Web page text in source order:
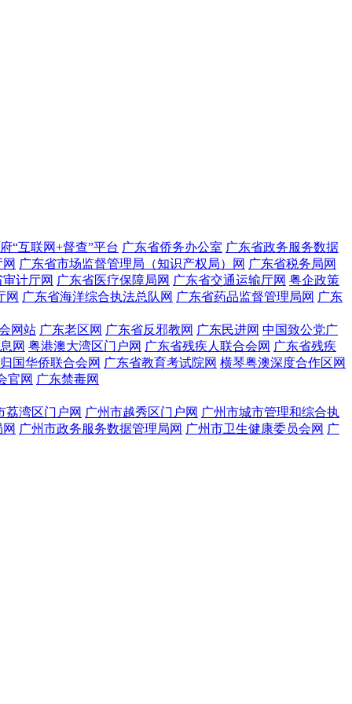
“互联网+督查”平台 广东省侨务办公室 广东省政务服务数据
广东省市场监督管理局（知识产权局）网 广东省税务局网
计厅网 广东省医疗保障局网 广东省交通运输厅网 粤企政策
网 广东省海洋综合执法总队网 广东省药品监督管理局网 广东
网站 广东老区网 广东省反邪教网 广东民进网 中国致公党广
网 粤港澳大湾区门户网 广东省残疾人联合会网 广东省残疾
国华侨联合会网 广东省教育考试院网 横琴粤澳深度合作区网
官网 广东禁毒网
荔湾区门户网 广州市越秀区门户网 广州市城市管理和综合执
广州市政务服务数据管理局网 广州市卫生健康委员会网 广